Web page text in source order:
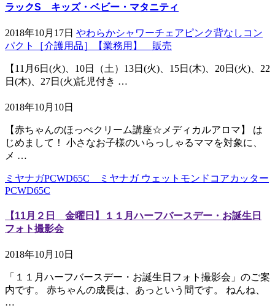
ラックS キッズ・ベビー・マタニティ
2018年10月17日 やわらかシャワーチェアピンク背なしコン
パクト［介護用品］【業務用】 販売
【11月6日(火)、10日（土）13日(火)、15日(木)、20日(火)、22
日(木)、27日(火)託児付き …
2018年10月10日
【赤ちゃんのほっぺクリーム講座☆メディカルアロマ】 は
じめまして！ 小さなお子様のいらっしゃるママを対象に、
メ …
ミヤナガPCWD65C ミヤナガ ウェットモンドコアカッター
PCWD65C
【11月２日 金曜日】１１月ハーフバースデー・お誕生日
フォト撮影会
2018年10月10日
「１１月ハーフバースデー・お誕生日フォト撮影会」のご案
内です。 赤ちゃんの成長は、あっという間です。 ねんね、
…